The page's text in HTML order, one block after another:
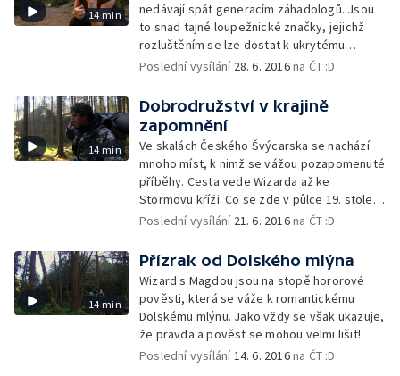
14 min
nedávají spát generacím záhadologů. Jsou
to snad tajné loupežnické značky, jejichž
rozluštěním se lze dostat k ukrytému
pokladu?
Poslední vysílání 28. 6. 2016na ČT :D
14 min
Dobrodružství v krajině
zapomnění
Ve skalách Českého Švýcarska se nachází
mnoho míst, k nimž se vážou pozapomenuté
příběhy. Cesta vede Wizarda až ke
Stormovu kříži. Co se zde v půlce 19. století
odehrálo?
Poslední vysílání 21. 6. 2016na ČT :D
14 min
Přízrak od Dolského mlýna
Wizard s Magdou jsou na stopě hororové
pověsti, která se váže k romantickému
Dolskému mlýnu. Jako vždy se však ukazuje,
že pravda a pověst se mohou velmi lišit!
Poslední vysílání14. 6. 2016na ČT :D